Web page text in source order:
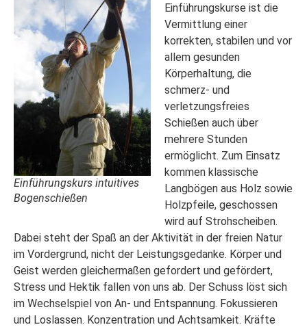
Einführungskurs intuitives
Bogenschießen
Einführungskurse ist die
Vermittlung einer
korrekten, stabilen und vor
allem gesunden
Körperhaltung, die
schmerz- und
verletzungsfreies
Schießen auch über
mehrere Stunden
ermöglicht. Zum Einsatz
kommen klassische
Langbögen aus Holz sowie
Holzpfeile, geschossen
wird auf Strohscheiben.
Dabei steht der Spaß an der Aktivität in der freien Natur
im Vordergrund, nicht der Leistungsgedanke. Körper und
Geist werden gleichermaßen gefordert und gefördert,
Stress und Hektik fallen von uns ab. Der Schuss löst sich
im Wechselspiel von An- und Entspannung. Fokussieren
und Loslassen. Konzentration und Achtsamkeit. Kräfte